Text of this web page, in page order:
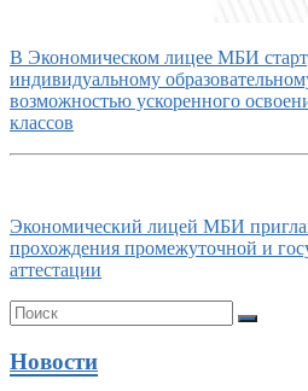
В Экономическом лицее МБИ
индивидуальному
возможностью ускоренного
классов
Экономический лицей МБИ
прохождения промежуточной и
аттестации
Новости